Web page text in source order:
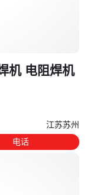
机 电阻焊机
江苏苏州
电话